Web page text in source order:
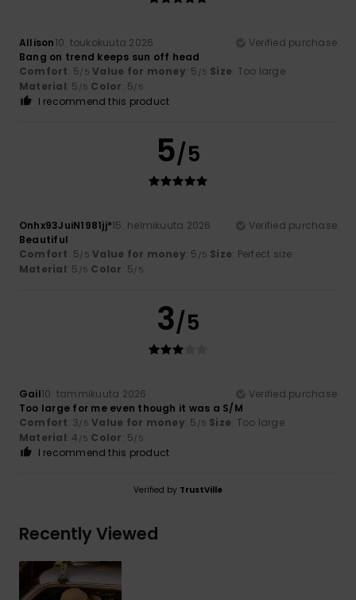
Allison10. toukokuuta 2026
Verified purchase
Bang on trend keeps sun off head
Comfort: 5/5 Value for money: 5 /5 Size: Too large
Material: 5 /5 Color: 5/5
I recommend this product
5/5
Onhx93JuiN1981jj*15. helmikuuta 2026
Verified purchase
Beautiful
Comfort: 5/5 Value for money: 5 /5 Size: Perfect size
Material: 5 /5 Color: 5/5
3/5
Gail10. tammikuuta 2026
Verified purchase
Too large for me even though it was a S/M
Comfort: 3/5 Value for money: 5 /5 Size: Too large
Material: 4 /5 Color: 5/5
I recommend this product
Verified by TrustVille
Recently Viewed